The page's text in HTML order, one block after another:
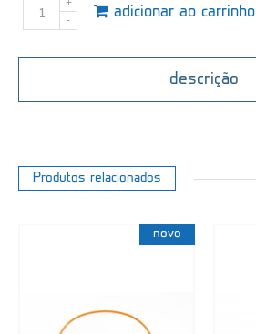
adicionar ao carrinho
descrição
Produtos relacionados
novo